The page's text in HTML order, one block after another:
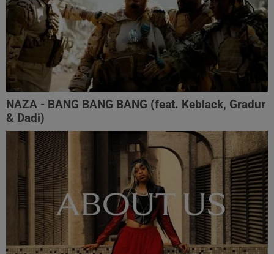
NAZA - BANG BANG BANG (feat. Keblack, Gradur
& Dadi)